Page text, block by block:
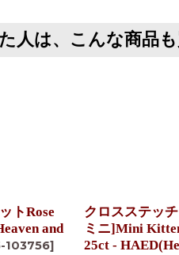
人は、こんな商品
トRose
and
103756]
クロスステッ
ミニ]Mini
25ct -